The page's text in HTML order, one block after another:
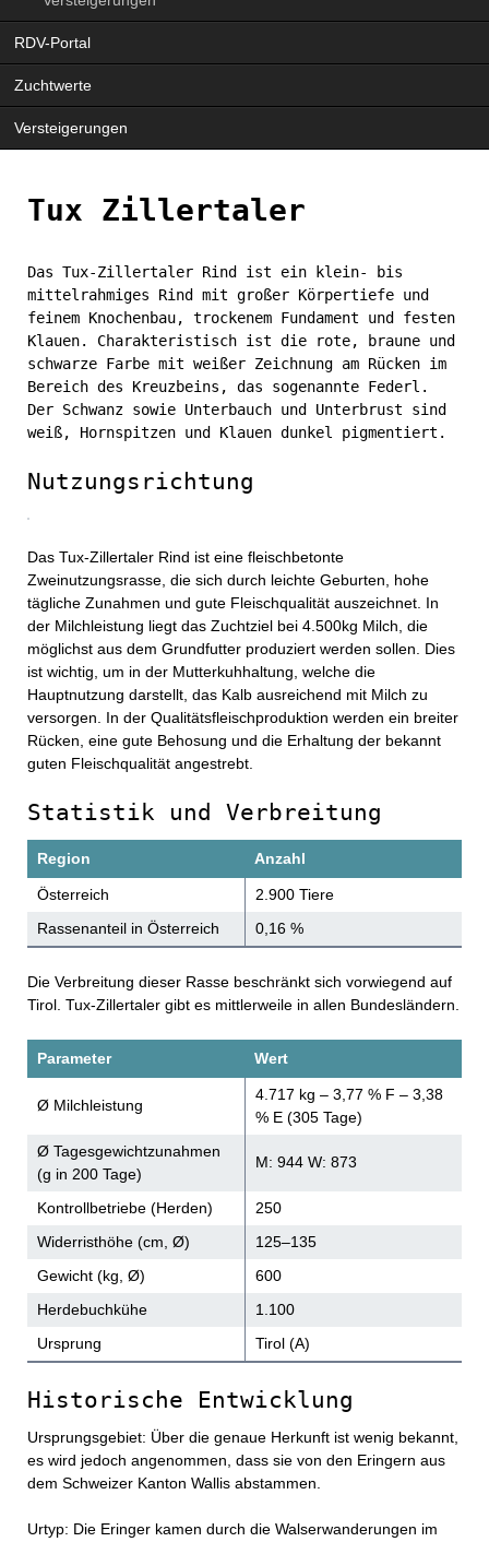
RDV-Portal
Zuchtwerte
Versteigerungen
Tux Zillertaler
Das Tux-Zillertaler Rind ist ein klein- bis
mittelrahmiges Rind mit großer Körpertiefe und
feinem Knochenbau, trockenem Fundament und festen
Klauen. Charakteristisch ist die rote, braune und
schwarze Farbe mit weißer Zeichnung am Rücken im
Bereich des Kreuzbeins, das sogenannte Federl.
Der Schwanz sowie Unterbauch und Unterbrust sind
weiß, Hornspitzen und Klauen dunkel pigmentiert.
Nutzungsrichtung
Das Tux-Zillertaler Rind ist eine fleischbetonte
Zweinutzungsrasse, die sich durch leichte Geburten, hohe
tägliche Zunahmen und gute Fleischqualität auszeichnet. In
der Milchleistung liegt das Zuchtziel bei 4.500kg Milch, die
möglichst aus dem Grundfutter produziert werden sollen. Dies
ist wichtig, um in der Mutterkuhhaltung, welche die
Hauptnutzung darstellt, das Kalb ausreichend mit Milch zu
versorgen. In der Qualitätsfleischproduktion werden ein breiter
Rücken, eine gute Behosung und die Erhaltung der bekannt
guten Fleischqualität angestrebt.
Statistik und Verbreitung
Region Anzahl
Österreich
2.900 Tiere
Rassenanteil in Österreich
0,16 %
Die Verbreitung dieser Rasse beschränkt sich vorwiegend auf
Tirol. Tux-Zillertaler gibt es mittlerweile in allen Bundesländern.
Parameter Wert
Ø Milchleistung
4.717 kg – 3,77 % F – 3,38
% E (305 Tage)
Ø Tagesgewichtzunahmen
(g in 200 Tage)
M: 944 W: 873
Kontrollbetriebe (Herden)
250
Widerristhöhe (cm, Ø)
125–135
Gewicht (kg, Ø)
600
Herdebuchkühe
1.100
Ursprung
Tirol (A)
Historische Entwicklung
Ursprungsgebiet: Über die genaue Herkunft ist wenig bekannt,
es wird jedoch angenommen, dass sie von den Eringern aus
dem Schweizer Kanton Wallis abstammen.
Urtyp: Die Eringer kamen durch die Walserwanderungen im